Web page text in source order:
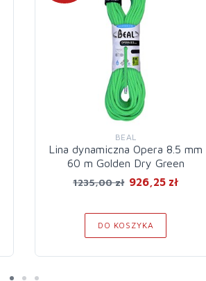
BEAL
Lina dynamiczna Opera 8.5 mm
60 m Golden Dry Green
1235,00 zł 926,25 zł
DO KOSZYKA